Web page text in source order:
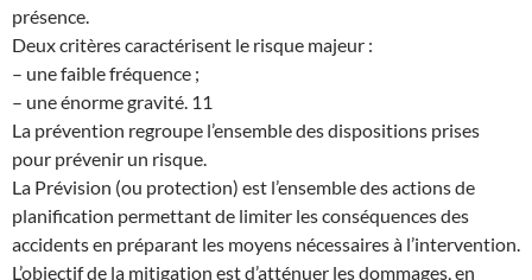
présence.
Deux critères caractérisent le risque majeur :
– une faible fréquence ;
– une énorme gravité. 11
La prévention regroupe l’ensemble des dispositions prises
pour prévenir un risque.
La Prévision (ou protection) est l’ensemble des actions de
planification permettant de limiter les conséquences des
accidents en préparant les moyens nécessaires à l’intervention.
L’objectif de la mitigation est d’atténuer les dommages, en